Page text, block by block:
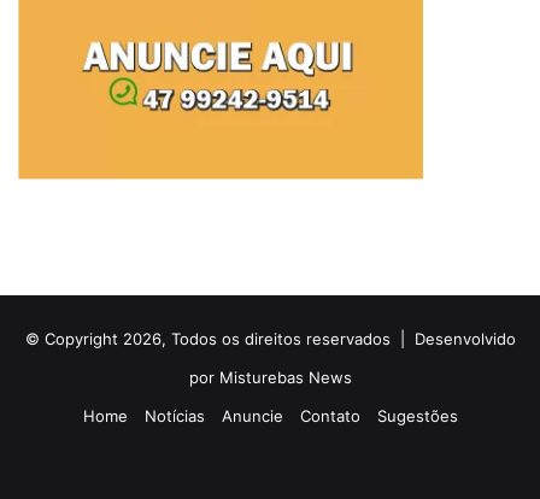
© Copyright 2026, Todos os direitos reservados | Desenvolvido
por Misturebas News
Home
Notícias Anuncie Contato Sugestões